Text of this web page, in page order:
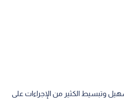
وتبسيط الكثير من الإجراءات على